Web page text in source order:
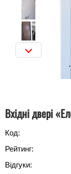
Вхідні двері
Код:
Рейтинг:
Відгуки: